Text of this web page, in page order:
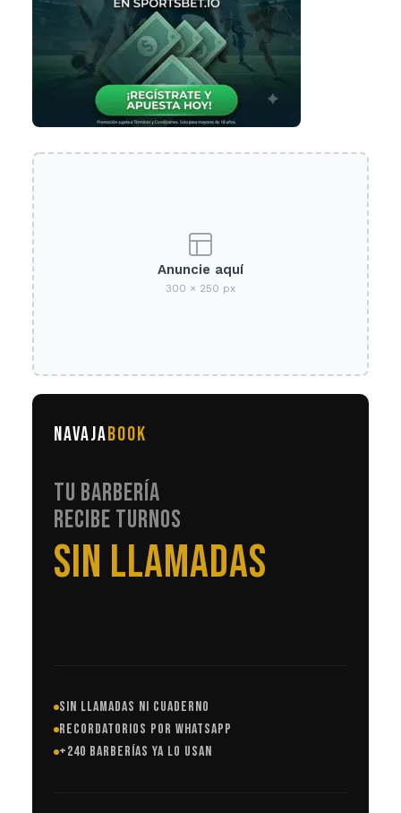
Anuncie aquí
300 × 250 px
NAVAJABOOK
TU BARBERÍA
RECIBE TURNOS
EN AUTOMÁTICO
SIN LLAMADAS NI CUADERNO
RECORDATORIOS POR WHATSAPP
+240 BARBERÍAS YA LO USAN